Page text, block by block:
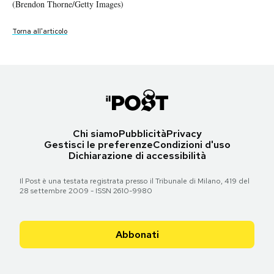
Notifiche mobile
(Brendon Thorne/Getty Images)
Torna all'articolo
(Brendon Thorne/Getty Images)
Torna all'articolo
(Brendon Thorne/Getty Images)
Torna all'articolo
(Brendon Thorne/Getty Images)
Torna all'articolo
(Brendon Thorne/Getty Images)
Torna all'articolo
(Brendon Thorne/Getty Images)
Torna all'articolo
(Brendon Thorne/Getty Images)
Torna all'articolo
Chi siamoPubblicitàPrivacy
Gestisci le preferenzeCondizioni d'uso
Dichiarazione di accessibilità
Il Post è una testata registrata presso il Tribunale di Milano, 419 del
28 settembre 2009 - ISSN 2610-9980
Abbonati